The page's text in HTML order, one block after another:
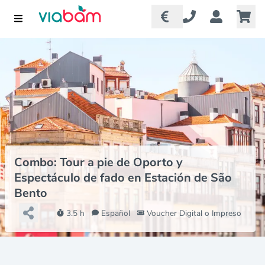
Combo: Tour a pie de Oporto y
Espectáculo de fado en Estación de São
Bento
3.5 h Español Voucher Digital o Impreso